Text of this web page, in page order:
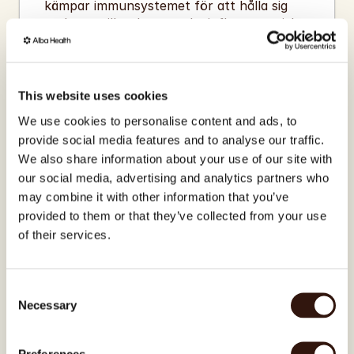
This website uses cookies
We use cookies to personalise content and ads, to
provide social media features and to analyse our traffic.
We also share information about your use of our site with
our social media, advertising and analytics partners who
may combine it with other information that you’ve
provided to them or that they’ve collected from your use
of their services.
Selection
Necessary
kämpar immunsystemet för att hålla sig
reglerat, vilket kan orsaka inflammatoriska
reaktioner som eksem.
hudbarriären
Tarmen och huden delar signaler. När
tarmbarriären är påverkad försvagas
hudbarriärens funktion – vilket gör det
lättare för triggers att orsaka skov.
göra
tarmmikrobiom och en personlig plan för